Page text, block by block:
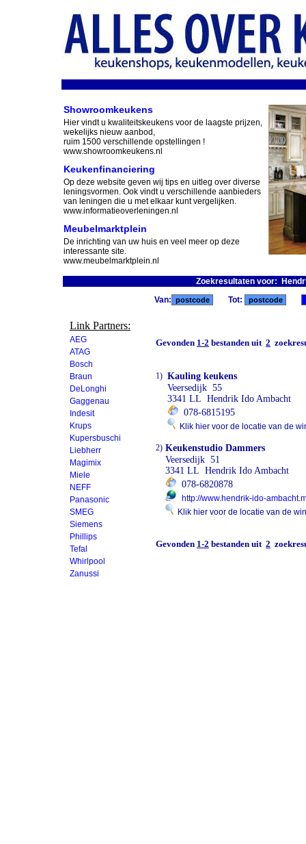
Showroomkeukens
Hier vindt u kwaliteitskeukens voor de laagste prijzen,
wekelijks nieuw aanbod,
ruim 1500 verschillende opstellingen !
www.showroomkeukens.nl
Keukenfinanciering
Op deze website geven wij tips en uitleg over diverse
leningsvormen. Ook vindt u verschillende aanbieders
van leningen die u met elkaar kunt vergelijken.
www.informatieoverleningen.nl
Meubelmarktplein
De inrichting van uw huis en veel meer op deze
interessante site.
www.meubelmarktplein.nl
Zoekresultaten voor:
Link Partners:
AEG
ATAG
Bosch
Braun
DeLonghi
Gaggenau
Indesit
Krups
Kupersbuschi
Liebherr
Magimix
Miele
NEFF
Panasonic
SMEG
Siemens
Phillips
Tefal
Whirlpool
Zanussi
Van: Tot:
Gevonden 1-2 bestanden uit 2
1) Kauling keukens
Veersedijk 55
3341 LL Hendrik Ido Ambacht
078-6815195
Klik hier voor de locatie van de
2) Keukenstudio Dammers
Veersedijk 51
3341 LL Hendrik Ido Ambacht
078-6820878
http://www.hendrik-ido-
Klik hier voor de locatie van de
Gevonden 1-2 bestanden uit 2